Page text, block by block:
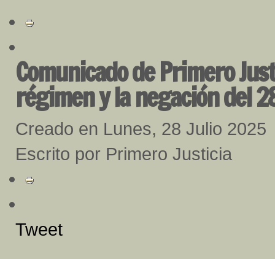
Comunicado de Primero
régimen y la negación del
Creado en Lunes, 28 Julio 2025
Escrito por Primero Justicia
Tweet